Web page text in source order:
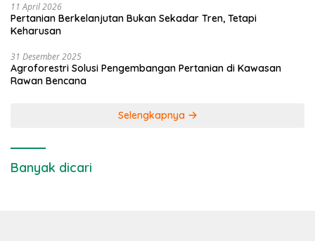
11 April 2026
Pertanian Berkelanjutan Bukan Sekadar Tren, Tetapi
Keharusan
31 Desember 2025
Agroforestri Solusi Pengembangan Pertanian di Kawasan
Rawan Bencana
Selengkapnya
Banyak dicari